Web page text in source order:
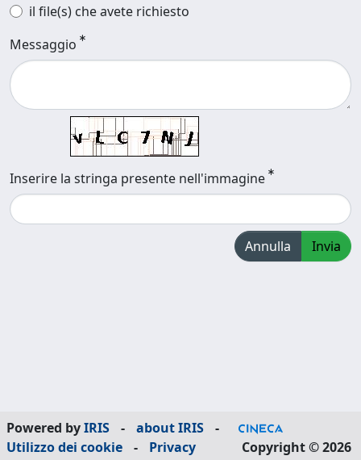
il file(s) che avete richiesto
Messaggio
Inserire la stringa presente nell'immagine
Annulla Invia
Powered byIRIS - about IRIS
-
Utilizzo dei cookie
- Privacy Copyright © 2026